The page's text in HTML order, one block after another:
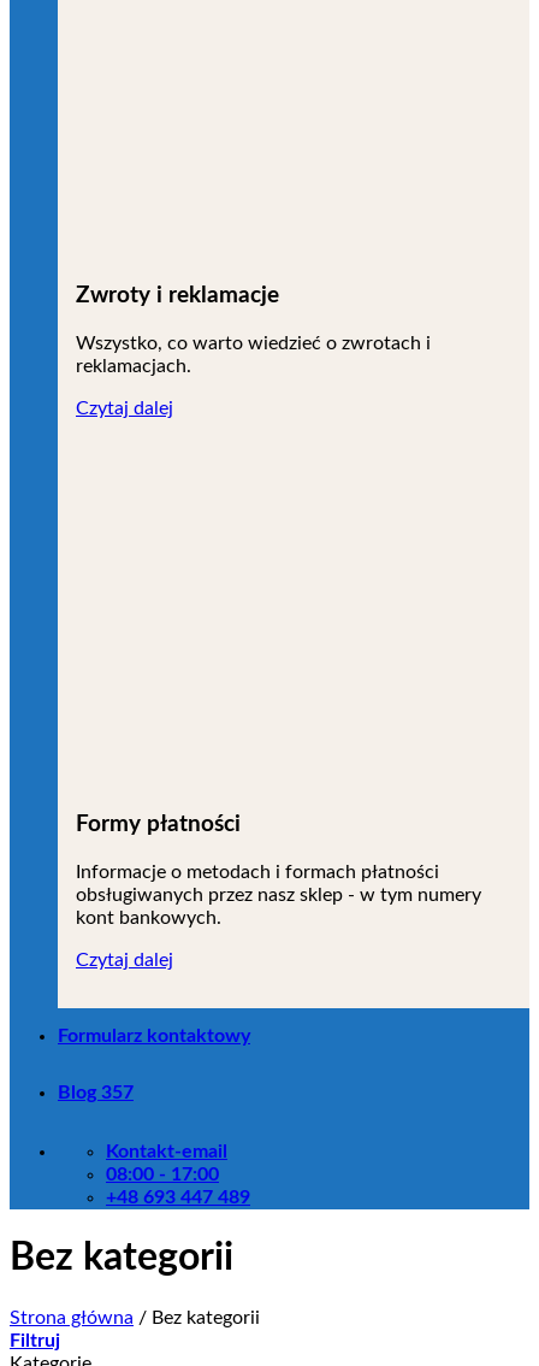
Zwroty i reklamacje
Wszystko, co warto wiedzieć o zwrotach i
reklamacjach.
Czytaj dalej
Formy płatności
Informacje o metodach i formach płatności
obsługiwanych przez nasz sklep - w tym numery
kont bankowych.
Czytaj dalej
Formularz kontaktowy
Blog 357
Kontakt-email
08:00 - 17:00
+48 693 447 489
Bez kategorii
Strona główna / Bez kategorii
Filtruj